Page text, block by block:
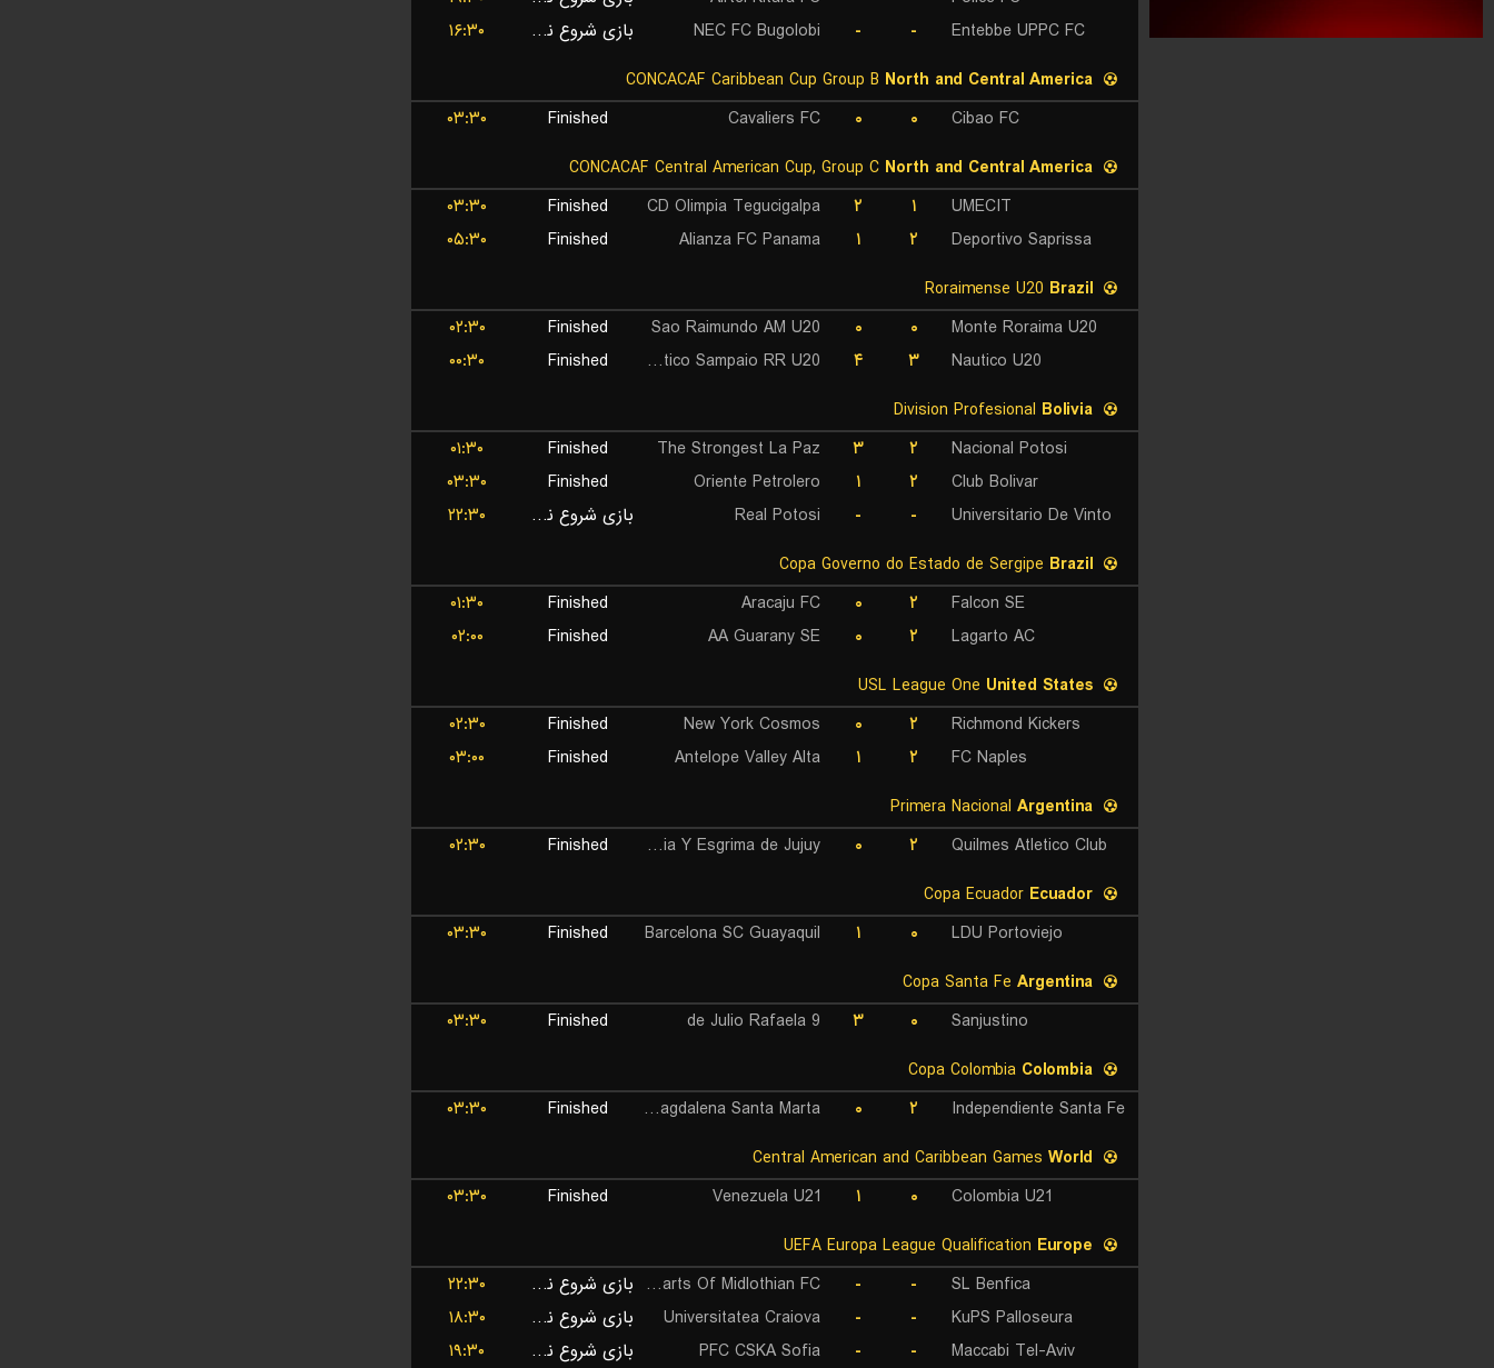
Entebbe UPPC FC
-
-
NEC FC Bugolobi بازی شروع نشده است
۱۶:۳۰
North and Central America
Cibao FC
۰ ۰ Cavaliers FC
Finished
۰۳:۳۰
North and Central America
UMECIT
۱ ۲ CD Olimpia Tegucigalpa
Finished
۰۳:۳۰
Deportivo Saprissa
۲ ۱ Alianza FC Panama
Finished
۰۵:۳۰
Brazil
Monte Roraima U20
۰ ۰ Sao Raimundo AM U20
Finished
۰۲:۳۰
Nautico U20
۳ ۴ Gremio Atletico Sampaio RR U20
Finished
۰۰:۳۰
Bolivia
Nacional Potosi
۲ ۳ The Strongest La Paz
Finished
۰۱:۳۰
Club Bolivar
۲ ۱ Oriente Petrolero
Finished
۰۳:۳۰
Universitario De Vinto
-
-
Real Potosi بازی شروع نشده است
۲۲:۳۰
Brazil
Falcon SE
۲ ۰ Aracaju FC
Finished
۰۱:۳۰
Lagarto AC
۲ ۰ AA Guarany SE
Finished
۰۲:۰۰
United States
Richmond Kickers
۲ ۰ New York Cosmos
Finished
۰۲:۳۰
FC Naples
۲ ۱ Antelope Valley Alta
Finished
۰۳:۰۰
Argentina
Quilmes Atletico Club
۲ ۰ Gimnasia Y Esgrima de Jujuy
Finished
۰۲:۳۰
Ecuador
LDU Portoviejo
۰ ۱ Barcelona SC Guayaquil
Finished
۰۳:۳۰
Argentina
Sanjustino
۰ ۳ 9 de Julio Rafaela
Finished
۰۳:۳۰
Colombia
Independiente Santa Fe
۲ ۰ Union Magdalena Santa Marta
Finished
۰۳:۳۰
World
Colombia U21
۰ ۱ Venezuela U21
Finished
۰۳:۳۰
Europe
SL Benfica
-
-
Hearts Of Midlothian FC بازی شروع نشده است
۲۲:۳۰
KuPS Palloseura
-
-
Universitatea Craiova بازی شروع نشده است
۱۸:۳۰
Maccabi Tel-Aviv
-
-
PFC CSKA Sofia بازی شروع نشده است
۱۹:۳۰